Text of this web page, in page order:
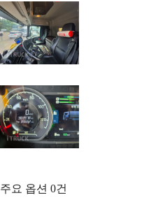
주요 옵션 0건